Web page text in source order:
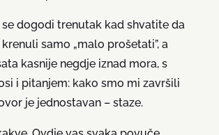
se dogodi trenutak kad shvatite da
samo „malo prošetati”, a
kasnije negdje iznad mora, s
i pitanjem: kako smo mi završili
je jednostavan – staze.